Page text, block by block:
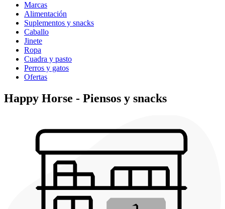
Marcas
Alimentación
Suplementos y snacks
Caballo
Jinete
Ropa
Cuadra y pasto
Perros y gatos
Ofertas
Happy Horse - Piensos y snacks